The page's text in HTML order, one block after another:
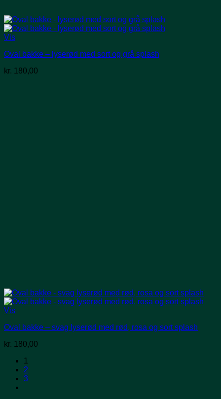
Vis
Oval bakke – lyserød med sort og grå splash
kr. 180,00
Vis
Oval bakke – svag lyserød med rød, rosa og sort splash
kr. 180,00
1
2
3